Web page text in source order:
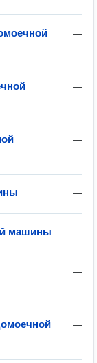
—
—
—
—
—
машины
—
—